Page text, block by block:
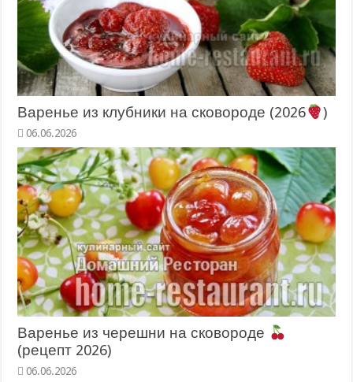
Варенье из клубники на сковороде (2026 )
06.06.2026
Варенье из черешни на сковороде
(рецепт 2026)
06.06.2026